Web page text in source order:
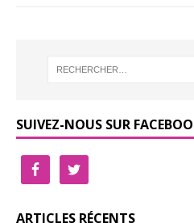
SUIVEZ-NOUS SUR
ARTICLES RÉCENTS